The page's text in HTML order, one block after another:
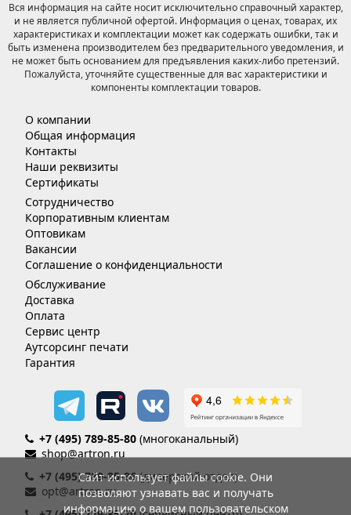
Вся информация на сайте носит исключительно справочный характер,
и не является публичной офертой. Информация о ценах, товарах, их
характеристиках и комплектации может как содержать ошибки, так и
быть изменена производителем без предварительного уведомления, и
не может быть основанием для предъявления каких-либо претензий.
Пожалуйста, уточняйте существенные для вас характеристики и
компоненты комплектации товаров.
О компании
Общая информация
Контакты
Наши реквизиты
Сертификаты
Сотрудничество
Корпоративным клиентам
Оптовикам
Вакансии
Соглашение о конфиденциальности
Обслуживание
Доставка
Оплата
Сервис центр
Аутсорсинг печати
Гарантия
+7 (495) 789-85-80 (многоканальный)
shop@artron.ru
+7 (495) 789-85-86(дилерский отдел)
opt@artron.ru
Сайт использует файлы cookie. Они
позволяют узнавать вас и получать
информацию о вашем пользовательском